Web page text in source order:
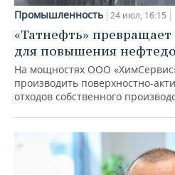
Промышленность 24 июл, 16:15
«Татнефть»
для повышения
На мощностях ООО
производить поверхностно-
отходов собственного